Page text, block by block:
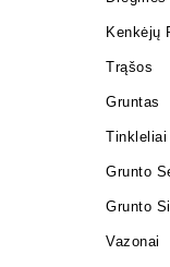
Kenkėjų
Trąšos
Gruntas
Tinkleliai
Grunto
Grunto
Vazonai